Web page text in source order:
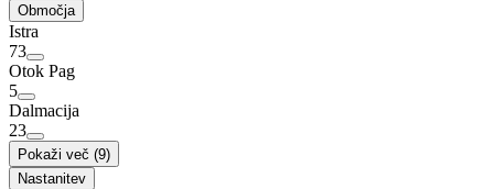
Območja
Istra
73
Otok Pag
5
Dalmacija
23
Pokaži več (9)
Nastanitev